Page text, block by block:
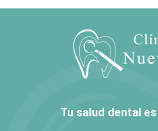
Tu salud dental